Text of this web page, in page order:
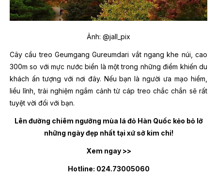
Ảnh: @jall_pix
Cây cầu treo Geumgang Gureumdari vắt ngang khe núi, cao
300m so với mực nước biển là một trong những điểm khiến du
khách ấn tượng với nơi đây. Nếu bạn là người ưa mạo hiểm,
liều lĩnh, trải nghiệm ngắm cảnh từ cáp treo chắc chắn sẽ rất
tuyệt vời đối với bạn.
Lên đường chiêm ngưỡng mùa lá đỏ Hàn Quốc kẻo bỏ lỡ
những ngày đẹp nhất tại xứ sở kim chi!
Xem ngay >>
Hotline: 024.73005060